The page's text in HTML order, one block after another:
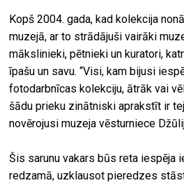
Kopš 2004. gada, kad kolekcija
muzejā, ar to strādājuši vairāki
mākslinieki, pētnieki un kuratori,
īpašu un savu. “Visi, kam bijusi
fotodarbnīcas kolekciju, ātrāk vai
šādu prieku zinātniski aprakstīt ir
novērojusi muzeja vēsturniece
Šis sarunu vakars būs reta iespēja
redzamā, uzklausot pieredzes